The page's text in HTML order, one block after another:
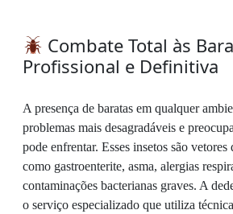
Combate Total às
Profissional e Definitiva
A presença de baratas em qualquer
problemas mais desagradáveis e
pode enfrentar. Esses insetos são vetores
como gastroenterite, asma, alergias
contaminações bacterianas graves. A
o serviço especializado que utiliza